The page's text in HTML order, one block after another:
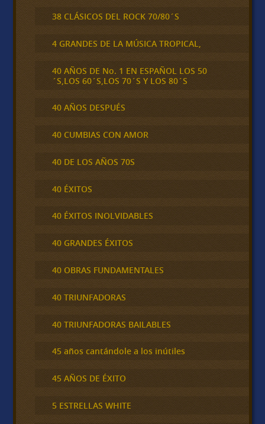
38 CLÁSICOS DEL ROCK 70/80´S
4 GRANDES DE LA MÚSICA TROPICAL,
40 AÑOS DE No. 1 EN ESPAÑOL LOS 50
´S,LOS 60´S,LOS 70´S Y LOS 80´S
40 AÑOS DESPUÉS
40 CUMBIAS CON AMOR
40 DE LOS AÑOS 70S
40 ÉXITOS
40 ÉXITOS INOLVIDABLES
40 GRANDES ÉXITOS
40 OBRAS FUNDAMENTALES
40 TRIUNFADORAS
40 TRIUNFADORAS BAILABLES
45 años cantándole a los inútiles
45 AÑOS DE ÉXITO
5 ESTRELLAS WHITE